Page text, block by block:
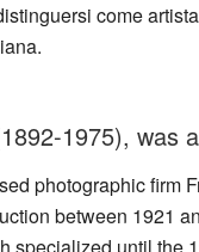
come
1975), was
photographic firm
between 1921